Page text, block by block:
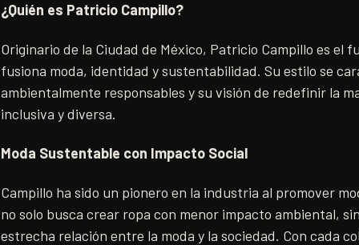
¿Quién es Patricio Campillo?
Originario de la Ciudad de México, Patricio Campillo es el
fusiona moda, identidad y sustentabilidad. Su estilo se
ambientalmente responsables y su visión de redefinir la
inclusiva y diversa.
Moda Sustentable con Impacto Social
Campillo ha sido un pionero en la industria al promover
no solo busca crear ropa con menor impacto ambiental,
estrecha relación entre la moda y la sociedad. Con cada